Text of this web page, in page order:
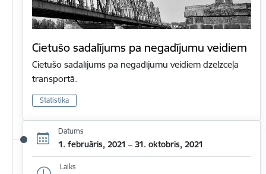
Cietušo sadalījums pa negadījumu veidiem
Cietušo sadalījums pa negadījumu veidiem dzelzceļa
transportā.
Statistika
Datums
1. februāris, 2021 – 31. oktobris, 2021
Laiks